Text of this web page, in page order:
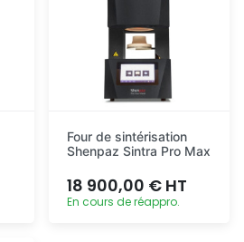
Four de sintérisation
Shenpaz Sintra Pro Max
18 900,00 € HT
En cours de réappro.